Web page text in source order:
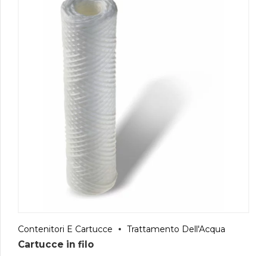
Contenitori E Cartucce Trattamento Dell'Acqua
Cartucce in filo